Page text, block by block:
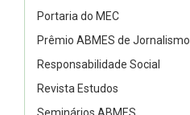
Portaria do MEC
Prêmio ABMES de Jornalismo
Responsabilidade Social
Revista Estudos